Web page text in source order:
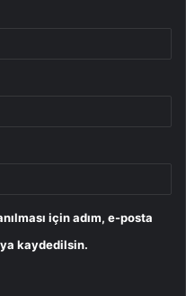
için adım, e-posta
kaydedilsin.